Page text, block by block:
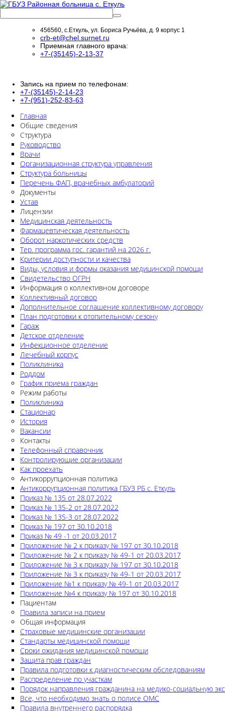
456560, с.Еткуль, ул. Бориса Ручьёва, д. 9 корпус 1
crb-et@chel.surnet.ru
Приемная главного врача:
+7-(35145)-2-13-37
Запись на прием по телефонам:
+7-(35145)-2-14-23
+7-(951)-252-83-63
Главная
Общие сведения
Структура
Руководство
Врачи
Организационная структура управления
Структура больницы
Перечень ФАП, врачебных амбулаторий
Документы
Устав
Лицензии
Медицинская деятельность
Фармацевтическая деятельность
Оборот наркотических средств
Тер. программа гос. гарантий на 2026 г.
Критерии доступности и качества
Виды, условия и формы оказания медицинской помощи
Свидетельство ОГРН
Информация о коллективном договоре
Коллективный договор
Дополнительное соглашение коллективному договору
План подготовки к отопительному сезону
Гараж
Детское отделение
Инфекционное отделение
Лечебный корпус
Поликлиника
Роддом
График приема граждан
Режим работы
Поликлиника
Стационар
История
Вакансии
Контакты
Телефонный справочник
Контролирующие организации
Как проехать
Антикоррупционная политика
Антикоррупционная политика ГБУЗ РБ с. Еткуль
Приказ № 135 от 28.07.2022
Приказ № 135-2 от 28.07.2022
Приказ № 135-3 от 28.07.2022
Приказ № 197 от 30.10.2018
Приказ № 49 -1 от 20.03.2017
Приложение № 2 к приказу № 197 от 30.10.2018
Приложение № 2 к приказу № 49-1 от 20.03.2017
Приложение № 3 к приказу № 197 от 30.10.2018
Приложение № 3 к приказу № 49-1 от 20.03.2017
Приложение №1 к приказу № 49-1 от 20.03.2017
Приложение №4 к приказу № 197 от 30.10.2018
Пациентам
Правила записи на прием
Общая информация
Страховые медицинские организации
Стандарты медицинской помощи
Сроки ожидания медицинской помощи
Защита прав граждан
Правила подготовки к диагностическим обследованиям
Распределение по участкам
Порядок направления гражданина на медико-социальную
Все, что необходимо знать о полисе ОМС
Правила внутреннего распорядка